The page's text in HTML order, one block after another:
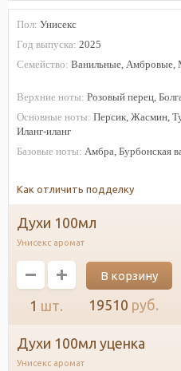
Как отличить подделку
Пол: Унисекс
Год выпуска: 2025
Семейство: Ванильные, Амбровые,
Верхние ноты: Розовый перец,
Основные ноты: Персик, Жасмин,
Иланг-иланг
Базовые ноты: Амбра, Бурбонская
духи 100мл
Унисекс аромат
1 шт. 19510 руб.
духи 100мл уценка
Унисекс аромат